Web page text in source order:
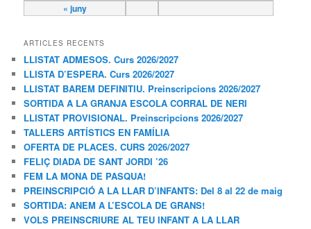
« juny
ARTICLES RECENTS
LLISTAT ADMESOS. Curs 2026/2027
LLISTA D’ESPERA. Curs 2026/2027
LLISTAT BAREM DEFINITIU. Preinscripcions 2026/2027
SORTIDA A LA GRANJA ESCOLA CORRAL DE NERI
LLISTAT PROVISIONAL. Preinscripcions 2026/2027
TALLERS ARTÍSTICS EN FAMÍLIA
OFERTA DE PLACES. CURS 2026/2027
FELIÇ DIADA DE SANT JORDI ’26
FEM LA MONA DE PASQUA!
PREINSCRIPCIÓ A LA LLAR D’INFANTS: Del 8 al 22 de maig
SORTIDA: ANEM A L’ESCOLA DE GRANS!
VOLS PREINSCRIURE AL TEU INFANT A LA LLAR